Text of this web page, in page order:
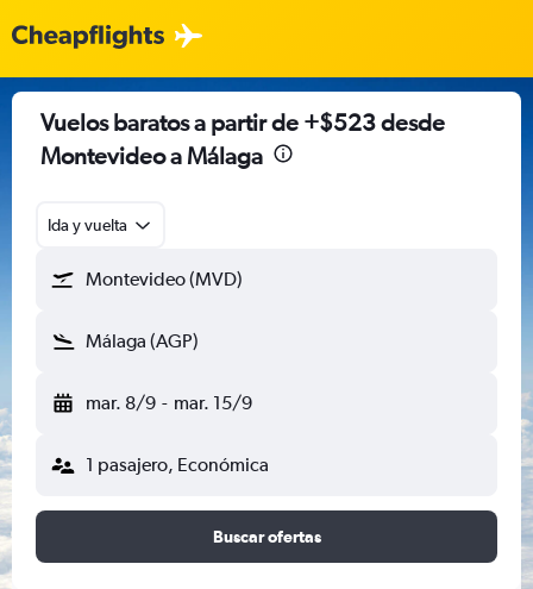
Vuelos baratos a partir de +$523 desde
Montevideo a Málaga
Ida y vuelta
Montevideo (MVD)
Málaga (AGP)
mar. 8/9 - mar. 15/9
1 pasajero, Económica
Buscar ofertas